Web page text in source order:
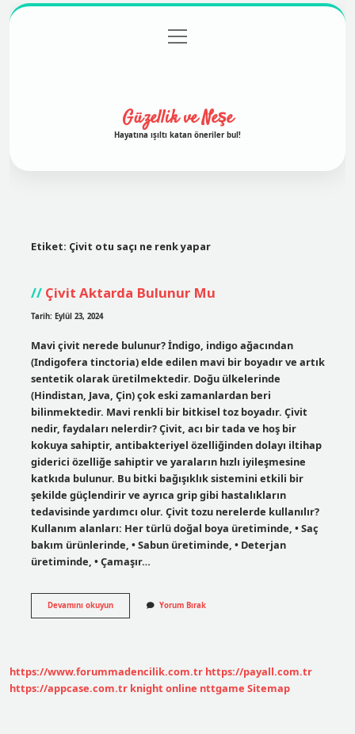
Gizlilik Politikası
menüyü
aç
Güzellik ve Neşe
Hayatına ışıltı katan öneriler bul!
Etiket: Çivit otu saçı ne renk yapar
Çivit Aktarda Bulunur Mu
Tarih: Eylül 23, 2024
Mavi çivit nerede bulunur? İndigo, indigo ağacından
(Indigofera tinctoria) elde edilen mavi bir boyadır ve artık
sentetik olarak üretilmektedir. Doğu ülkelerinde
(Hindistan, Java, Çin) çok eski zamanlardan beri
bilinmektedir. Mavi renkli bir bitkisel toz boyadır. Çivit
nedir, faydaları nelerdir? Çivit, acı bir tada ve hoş bir
kokuya sahiptir, antibakteriyel özelliğinden dolayı iltihap
giderici özelliğe sahiptir ve yaraların hızlı iyileşmesine
katkıda bulunur. Bu bitki bağışıklık sistemini etkili bir
şekilde güçlendirir ve ayrıca grip gibi hastalıkların
tedavisinde yardımcı olur. Çivit tozu nerelerde kullanılır?
Kullanım alanları: Her türlü doğal boya üretiminde, • Saç
bakım ürünlerinde, • Sabun üretiminde, • Deterjan
üretiminde, • Çamaşır…
Devamını okuyunÇivit
Aktarda
Yorum Bırak
https://www.forummadencilik.com.tr https://payall.com.tr
https://appcase.com.tr knight online nttgame Sitemap